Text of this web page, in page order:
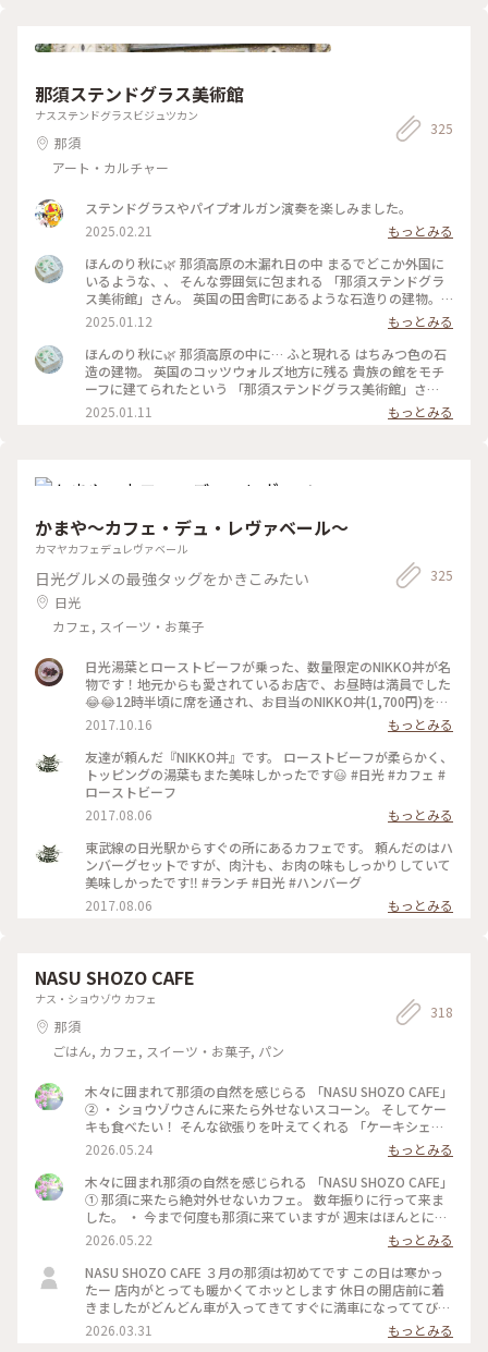
っぷ日光
カフェ #カフェ巡り #スイーツ #秋日和 #私のことりっぷ #吊橋
な毎日
那須ステンドグラス美術館
ナスステンドグラスビジュツカン
那須
アート・カルチャー
325
ステンドグラスやパイプオルガン演奏を楽しみました。
2025.02.21
もっとみる
ほんのり秋に🌿 那須高原の木漏れ日の中 まるでどこか外国に
いるような、、 そんな雰囲気に包まれる 「那須ステンドグラ
ス美術館」さん。 英国の田舎町にあるような石造りの建物。
館内の 圧倒的なステンドグラスと 柔らかな光と影が なんとも
美しくて。。 ウェディングカップルさんに しばしうっと
り。。 #ほんのり秋に#秋の思い出#那須#那須ステンドグラス
美術館#柔らかな光の中で#小さな那須旅#ぽかぽか #ベストト
リップ2024
2025.01.12
もっとみる
ほんのり秋に🌿 那須高原の中に… ふと現れる はちみつ色の石
造の建物。 英国のコッツウォルズ地方に残る 貴族の館をモチ
ーフに建てられたという 「那須ステンドグラス美術館」さ
ん。 木漏れ日の中、 まるでどこか外国にいるような。。 館内
には 美しいステンドグラスが配され セント・ラファエル礼拝
2025.01.11 もっとみる
かまや～カフェ・デュ・レヴァベール～
カマヤカフェデュレヴァベール
日光グルメの最強タッグをかきこみたい
日光
カフェ, スイーツ・お菓子
325
日光湯葉とローストビーフが乗った、数量限定のNIKKO丼が名
物です！地元からも愛されているお店で、お昼時は満員でした
😂😂12時半頃に席を通され、お目当のNIKKO丼(1,700円)をい
ただくことができました😄✨くるくると巻かれた日光湯葉が甘
くて美味しかったです😋💓タレが甘めだったのが少し残念です
が、ローストビーフもしっかり量があって満足♪ ハンバーグ
も数量限定のオススメなので、そちらも気になります🍴 #かま
やカフェ#日光#カフェ#レストラン#ランチ#NIKKO丼#日光湯
2017.10.16
もっとみる
友達が頼んだ『NIKKO丼』です。 ローストビーフが柔らかく、
トッピングの湯葉もまた美味しかったです😃 #日光 #カフェ #
ローストビーフ
2017.08.06
もっとみる
東武線の日光駅からすぐの所にあるカフェです。 頼んだのはハ
ンバーグセットですが、肉汁も、お肉の味もしっかりしていて
美味しかったです‼️ #ランチ #日光 #ハンバーグ
2017.08.06
もっとみる
NASU SHOZO CAFE
ナス・ショウゾウ カフェ
那須
ごはん, カフェ, スイーツ・お菓子, パン
318
木々に囲まれて那須の自然を感じらる 「NASU SHOZO CAFE」
② ・ ショウゾウさんに来たら外せないスコーン。 そしてケー
キも食べたい！ そんな欲張りを叶えてくれる 「ケーキシェス
タ」 私はかぼちゃプリン、 相方はレモンのレアチーズケー
キ。 ・ スコーンはさくっとほろっと食感。 ベリージャムと固
めにホイップした 生クリームが最高に合い かぼちゃプリンも
濃厚で美味しかった。 ・ そして SHOZOさんの空気感や 那須
高原の自然を感じながら 日常から離れゆるりと過ごせる 唯一
無二のカフェ とっても素敵なカフェでした。 #ちいさな列車旅
#那須高原 #那須カフェ #ナスショウゾウカフェ #木漏れ日のカ
フェ
2026.05.24
もっとみる
木々に囲まれ那須の自然を感じられる 「NASU SHOZO CAFE」
① 那須に来たら絶対外せないカフェ。 数年振りに行って来ま
した。 ・ 今まで何度も那須に来ていますが 週末はほんとに混
んでいて 1、2時間待ちは当たり前で ずっと諦めていました。
（季節にもよるかな） 今回は平日に行けたので それほど待た
ずに案内して頂けました。 ・ そして、気になっていた ワイン
グラスに注がれた ホットのウインナーコーヒーを 那須の自然
を感じられる テラス席で鳥の囀りをBGMに ゆるりと美味しい
時間を。 ・ 店内も魅力的で素敵。 ・ #ナスショウゾウカフェ
#nasushozocafe #那須高原#那須カフェ#ちいさな列車旅
2026.05.22
もっとみる
NASU SHOZO CAFE ３月の那須は初めてです この日は寒かっ
たー 店内がとっても暖かくてホッとします 休日の開店前に着
きましたがどんどん車が入ってきてすぐに満車になっててびっ
くり👀 トーストセットとサンドウィッチセット かぼちゃプリ
ンと白いチーズケーキもオーダーしたけど写真忘れました…ち
2026.03.31 もっとみる